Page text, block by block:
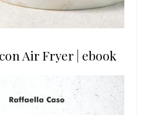
Air Fryer | ebook